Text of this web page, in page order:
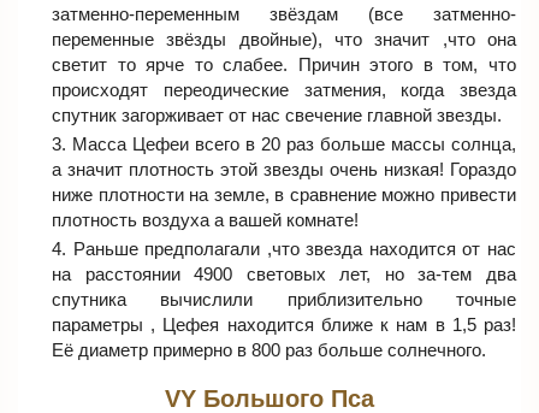
затменно-переменным звёздам (все затменно-
переменные звёзды двойные), что значит ,что она
светит то ярче то слабее. Причин этого в том, что
происходят переодические затмения, когда звезда
спутник загорживает от нас свечение главной звезды.
Масса Цефеи всего в 20 раз больше массы солнца,
а значит плотность этой звезды очень низкая! Гораздо
ниже плотности на земле, в сравнение можно привести
плотность воздуха а вашей комнате!
Раньше предполагали ,что звезда находится от нас
на расстоянии 4900 световых лет, но за-тем два
спутника вычислили приблизительно точные
параметры , Цефея находится ближе к нам в 1,5 раз!
Её диаметр примерно в 800 раз больше солнечного.
VY Большого Пса